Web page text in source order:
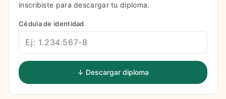
inscribiste para descargar tu diploma.
Cédula de identidad
↓ Descargar diploma